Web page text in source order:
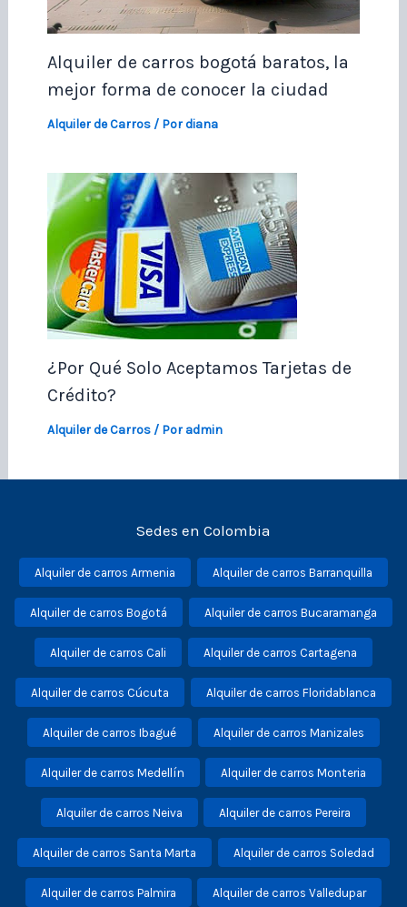
Alquiler de carros bogotá baratos, la
mejor forma de conocer la ciudad
Alquiler de Carros/ Pordiana
¿Por Qué Solo Aceptamos Tarjetas de
Crédito?
Alquiler de Carros/ Poradmin
Sedes en Colombia
Alquiler de carros Armenia Alquiler de carros Barranquilla
Alquiler de carros Bogotá Alquiler de carros Bucaramanga
Alquiler de carros Cali Alquiler de carros Cartagena
Alquiler de carros Cúcuta Alquiler de carros Floridablanca
Alquiler de carros Ibagué Alquiler de carros Manizales
Alquiler de carros Medellín Alquiler de carros Monteria
Alquiler de carros Neiva Alquiler de carros Pereira
Alquiler de carros Santa Marta Alquiler de carros Soledad
Alquiler de carros Palmira Alquiler de carros Valledupar